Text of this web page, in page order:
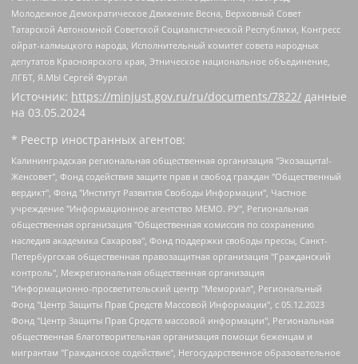
Молодежное Демократическое Движение Весна, Верховный Совет
Татарской Автономной Советской Социалистической Республики, Конгресс
ойрат-калмыцкого народа, Исполнительный комитет совета народных
депутатов Красноярского края, Этническое национальное объединение,
ЛГБТ, Я.МЫ Сергей Фургал
Источник: https://minjust.gov.ru/ru/documents/7822/ данные
на 03.05.2024
* Реестр иностранных агентов:
Калининградская региональная общественная организация "Экозащита!-Женсовет", Фонд содействия защите прав и свобод граждан "Общественный вердикт", Фонд "Институт Развития Свободы Информации", Частное учреждение "Информационное агентство МЕМО. РУ", Региональная общественная организация "Общественная комиссия по сохранению наследия академика Сахарова", Фонд поддержки свободы прессы, Санкт-Петербургская общественная правозащитная организация "Гражданский контроль", Межрегиональная общественная организация "Информационно-просветительский центр "Мемориал", Региональный Фонд "Центр Защиты Прав Средств Массовой Информации", с 05.12.2023 Фонд "Центр Защиты Прав Средств массовой информации", Региональная общественная благотворительная организация помощи беженцам и мигрантам "Гражданское содействие", Негосударственное образовательное учреждение дополнительного профессионального образования (повышение квалификации) специалистов "АКАДЕМИЯ ПО ПРАВАМ ЧЕЛОВЕКА", Свердловская региональная общественная организация "Сутяжник", Автономная некоммерческая организация "Центр независимых социологических исследований", Союз общественных объединений "Российский исследовательский центр по правам человека", Региональное общественное учреждение научно-информационный центр "МЕМОРИАЛ", Некоммерческая организация "Фонд защиты гласности", Автономная некоммерческая организация "Институт прав человека", Городская общественная организация "Екатеринбургское общество "МЕМОРИАЛ", Городская общественная организация "Рязанское историко-просветительское и правозащитное общество "Мемориал" (Рязанский Мемориал), Челябинский региональный орган общественной самодеятельности – женское общественное объединение "Женщины Евразии", Челябинский региональный орган общественной самодеятельности "Уральская правозащитная группа", Фонд содействия защите здоровья и социальной справедливости имени Андрея Рылькова, Автономная Некоммерческая Организация "Аналитический Центр Юрия Левады", Автономная некоммерческая организация социальной поддержки населения "Проект Апрель", Региональная общественная организация помощи женщинам и детям, находящимся в кризисной ситуации "Информационно-методический центр "Анна", Фонд содействия развитию массовых коммуникаций и правовому просвещению "Так-так-Так", Фонд содействия устойчивому развитию "Серебряная тайга", Свердловский региональный общественный фонд социальных проектов "Новое время", "Idel.Реалии", Кавказ.Реалии, Крым.Реалии, Телеканал Настоящее Время, Татаро-башкирская служба Радио Свобода (Azatliq Radiosi), Радио Свободная Европа/Радио Свобода (PCE/PC), "Сибирь.Реалии", "Фактограф", Благотворительный фонд помощи осужденным и их семьям, Автономная некоммерческая организация "Институт глобализации и социальных движений", Фонд "В защиту прав заключенных", Частное учреждение "Центр поддержки и содействия развитию средств массовой информации", Пензенский региональный общественный благотворительный фонд "Гражданский союз", "Север.Реалии", Некоммерческая организация Фонд "Правовая инициатива", Общество с ограниченной ответственностью "Радио Свободная Европа/Радио Свобода", Чешское информационное агентство "MEDIUM-ORIENT", Красноярская региональная общественная организация "Мы против СПИДа", Камалягин Денис Николаевич, Маркелов Сергей Евгеньевич, Пономарев Лев Александрович, Савицкая Людмила Алексеевна, Автономная некоммерческая организация "Центр по работе с проблемой насилия "НАСИЛИЮ.НЕТ", Межрегиональный профессиональный союз работников здравоохранения "Альянс врачей", Юридическое лицо, зарегистрированное в Латвийской Республике, SIA "Medusa Project" (регистрационный номер 40103797863, дата регистрации 10.06.2014), Некоммерческая организация "Фонд по борьбе с коррупцией", Автономная некоммерческая организация "Институт права и публичной политики", Баданин Роман Сергеевич, Гликин Максим Александрович, Железнова Мария Михайловна, Лукьянова Юлия Сергеевна, Маетная Елизавета Витальевна, Маняхин Петр Борисович, Чуракова Ольга Владимировна, Ярош Юлия Петровна, Юридическое лицо "The Insider SIA", зарегистрированное в Риге, Латвийская Республика (дата регистрации 26.06.2015), являющееся администратором доменного имени интернет-издания "The Insider SIA", https://theins.ru, Постернак Алексей Евгеньевич, Рубин Михаил Аркадьевич, Анин Роман Александрович, Юридическое лицо Istories fonds, зарегистрированное в Латвийской Республике (регистрационный номер 50008295751, дата регистрации 24.02.2020), Великовский Дмитрий Александрович, Долинина Ирина Николаевна, Мароховская Алеся Алексеевна, Шлейнов Роман Юрьевич, Шмагун Олеся Валентиновна, Общество с ограниченной ответственностью "Альтаир 2021", Общество с ограниченной ответственностью "Вега 2021", Общество с ограниченной ответственностью "Главный редактор 2021", Общество с ограниченной ответственностью "Ромашки монолит", Важенков Артем Валерьевич, Ивановская областная общественная организация "Центр гендерных исследований", Гурман Юрий Альбертович, Медиапроект "ОВД-Инфо", Егоров Владимир Владимирович, Жилинский Владимир Александрович, Общество с ограниченной ответственностью "ЗП", Иванова София Юрьевна, Карезина Инна Павловна, Кильтау Екатерина Викторовна, Петров Алексей Викторович, Пискунов Сергей Евгеньевич, Смирнов Сергей Сергеевич, Тихонов Михаил Сергеевич, Общество с ограниченной ответственностью "ЖУРНАЛИСТ-ИНОСТРАННЫЙ АГЕНТ", Арапова Галина Юрьевна, Вольтская Татьяна Анатольевна, Американская компания "Mason G.E.S. Anonymous Foundation" (США), являющаяся владельцем интернет-издания https://mnews.world/, Компания "Stichting Bellingcat", зарегистрированная в Нидерландах (дата регистрации 11.07.2018), Захаров Андрей Вячеславович, Клепиковская Екатерина Дмитриевна, Общество с ограниченной ответственностью "МЕМО", Перл Роман Александрович, Симонов Евгений Алексеевич, Соловьева Елена Анатольевна, Сотников Даниил Владимирович, Сурначева Елизавета Дмитриевна, Автономная некоммерческая организация по защите прав человека и информированию населения "Якутия – Наше Мнение", Общество с ограниченной ответственностью "Москоу диджитал медиа", с 26.01.2023 Общество с ограниченной ответственностью "Чайка Белые сады", Ветошкина Валерия Валерьевна, Заговора Максим Александрович, Межрегиональное общественное движение "Российская ЛГБТ - сеть", Оленичев Максим Владимирович, Павлов Иван Юрьевич, Скворцова Елена Сергеевна, Общество с ограниченной ответственностью "Как бы инагент", Кочетков Игорь Викторович, Общество с ограниченной ответственностью "Честные выборы", Еланчик Олег Александрович, Общество с ограниченной ответственностью "Нобелевский призыв", Гималова Регина Эмилевна, Григорьев Андрей Валерьевич, Григорьева Алина Александровна, Ассоциация по содействию защите прав призывников, альтернативнослужащих и военнослужащих "Правозащитная группа "Гражданин.Армия.Право", Хисамова Регина Фаритовна, Автономная некоммерческая организация по реализации социально-правовых программ "Лилит", Дальневосточное общественное движение "Маяк", Санкт-Петербургская ЛГБТ-инициативная группа "Выход", Инициативная группа ЛГБТ+ "Реверс", Алексеев Андрей Викторович, Бекбулатова Таисия Львовна, Беляев Иван Михайлович, Владыкина Елена Сергеевна, Гельман Марат Александрович, Никульшина Вероника Юрьевна, Толоконникова Надежда Андреевна, Шендерович Виктор Анатольевич, Общество с ограниченной ответственностью "Данное сообщение", Общество с ограниченной ответственностью Издательский дом "Новая глава", Айнбиндер Александра Александровна, Московский комьюнити-центр для ЛГБТ+инициатив, Благотворительный фонд развития филантропии, Deutsche Welle (Германия, Kurt-Schumacher-Strasse 3, 53113 Bonn), Борзунова Мария Михайловна, Воробьев Виктор Викторович, Голубева Анна Львовна, Константинова Алла Михайловна, Малкова Ирина Владимировна, Мурадов Мурад Абдулгалимович, Осетинская Елизавета Николаевна, Понасенков Евгений Николаевич, Ганапольский Матвей Юрьевич, Киселев Евгений Алексеевич, Борухович Ирина Григорьевна, Дремин Иван Тимофеевич, Дубровский Дмитрий Викторович, Красноярская региональная общественная организация поддержки и развития альтернативных образовательных технологий и межкультурных коммуникаций "ИНТЕРРА", Маяковская Екатерина Алексеевна, Фейгин Марк Захарович, Филимонов Андрей Викторович, Дзугкоева Регина Николаевна, Доброхотов Роман Александрович, Дудь Юрий Александрович, Елкин Сергей Владимирович, Кругликов Кирилл Игоревич, Сабунаева Мария Леонидовна, Семенов Алексей Владимирович, Шаинян Карен Багратович, Шульман Екатерина Михайловна, Асафьев Артур Валерьевич, Вахштайн Виктор Семенович, Венедиктов Алексей Алексеевич, Лушникова Екатерина Евгеньевна, Волков Леонид Михайлович, Невзоров Александр Глебович, Пархоменко Сергей Борисович, Сироткин Ярослав Николаевич, Кара-Мурза Владимир Владимирович, Баранова Наталья Владимировна, Гозман Леонид Яковлевич, Кагарлицкий Борис Юльевич, Климарев Михаил Валерьевич, Милов Владимир Станиславович, Автономная некоммерческая организация Краснодарский центр современного искусства "Типография", Моргенштерн Алишер Тагирович, Соболь Любовь Эдуардовна, Общество с ограниченной ответственностью "ЛИЗА НОРМ", Каспаров Гарри Кимович, Ходорковский Михаил Борисович, Общество с ограниченной ответственностью "Апрельские тезисы", Данилович Ирина Брониславовна, Кашин Олег Владимирович, Петров Николай Владимирович, Пивоваров Алексей Владимирович, Соколов Михаил Владимирович, Цветкова Юлия Владимировна, Чичваркин Евгений Александрович, Комитет против пыток/Команда против пыток, Общество с ограниченной ответственностью "Первый научный", Общество с ограниченной ответственностью "Вертолет и ко", Белоцерковская Вероника Борисовна, Кац Максим Евгеньевич, Лазарева Татьяна Юрьевна, Шаведдинов Руслан Табризович, Яшин Илья Валерьевич, Общество с ограниченной ответственностью "Иноагент ААВ", Алешковский Дмитрий Петрович, Альбац Евгения Марковна, Быков Дмитрий Львович, Галямина Юлия Евгеньевна, Лойко Сергей Леонидович, Мартынов Кирилл Константинович, Медведев Сергей Александрович, Крашенинников Федор Геннадиевич, Гордеева Катерина Вл